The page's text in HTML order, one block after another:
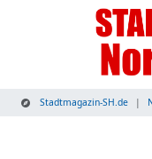
Stadtmagazin-SH.de